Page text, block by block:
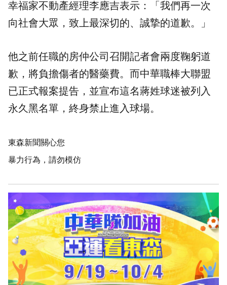
幸福家不動產經理李應吉表示：「我們再一次
向社會大眾，致上最深切的、誠摯的道歉。」
他之前任職的房仲公司召開記者會兩度鞠躬道
歉，將負擔傷者的醫藥費。而中華職棒大聯盟
已正式報案提告，並宣布這名蔣姓球迷被列入
永久黑名單，終身禁止進入球場。
東森新聞關心您
暴力行為，請勿模仿